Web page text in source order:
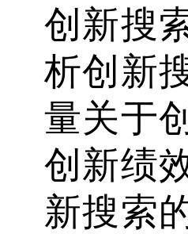
创新搜
析创新
量关于
创新绩
新搜索